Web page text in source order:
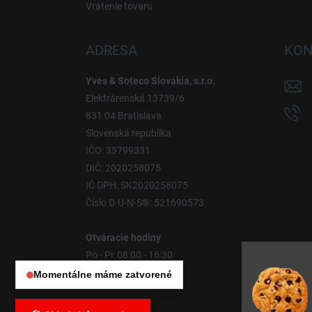
Vrátenie tovaru
ADRESA
Yves & Soteco Slovakia, s.r.o.
Elektrárenská 13739/6
831 04 Bratislava
Slovenská republika
IČO: 35799331
DIČ: 2020258075
IČ DPH: SK2020258075
Číslo D-U-N-S®: 521690573
Otváracie hodiny
Po - Pi: 08:00 - 16:30
So - Ne: Zatvorené
Momentálne máme zatvorené
Otváracie hodiny:
Po – Pia: 08:00 – 16:30